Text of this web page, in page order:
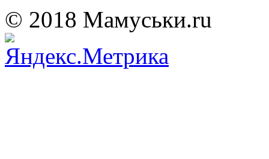
© 2018 Мамуськи.ru